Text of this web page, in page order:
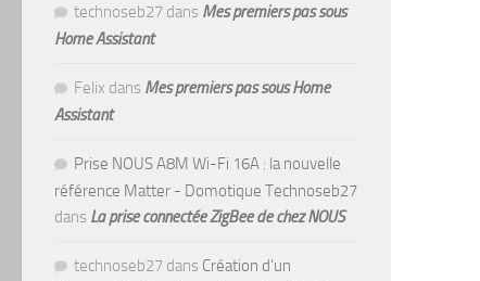
technoseb27 dans Mes premiers pas sous
Home Assistant
Felix dans Mes premiers pas sous Home
Assistant
Prise NOUS A8M Wi-Fi 16A : la nouvelle
référence Matter - Domotique Technoseb27
dans La prise connectée ZigBee de chez NOUS
technoseb27 dans Création d’un